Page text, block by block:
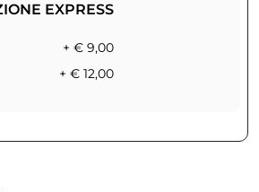
EXPRESS
+ € 9,00
+ € 12,00